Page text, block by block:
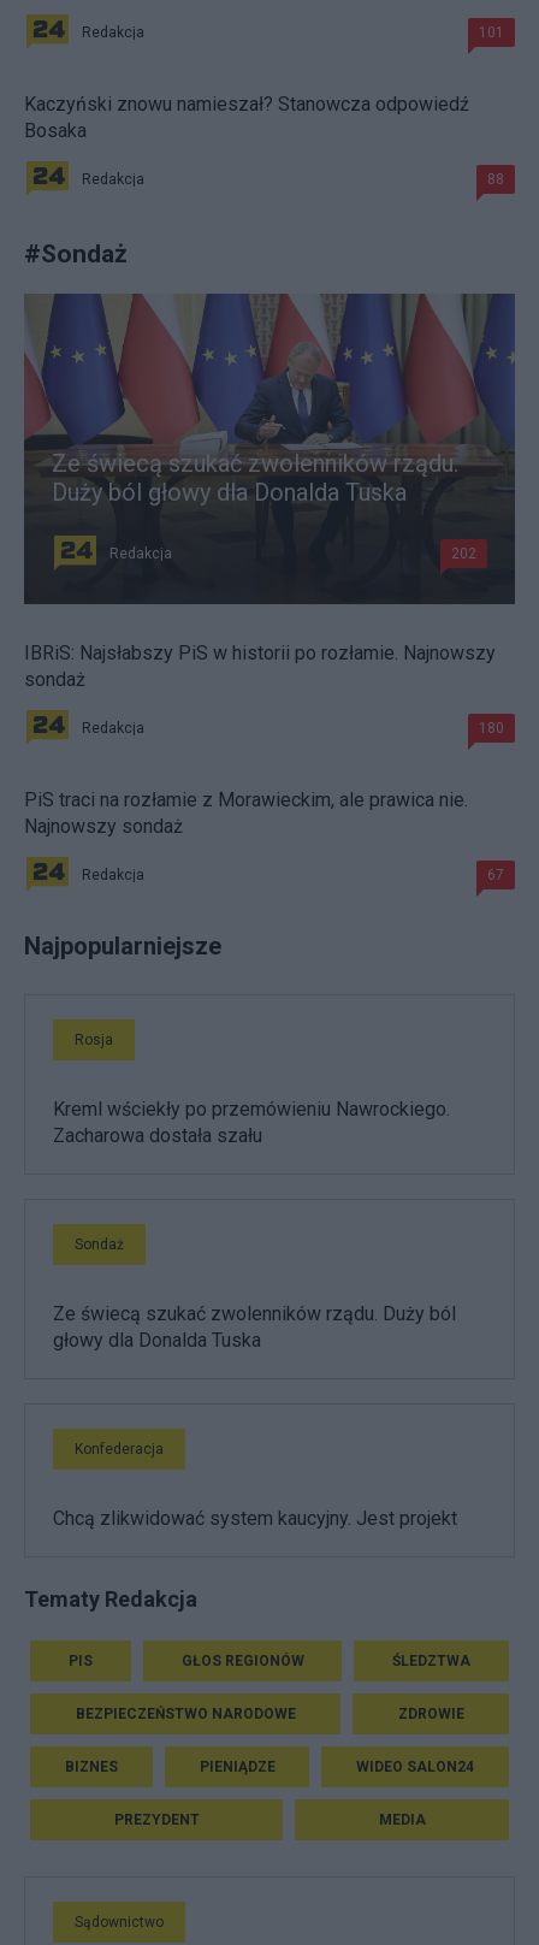
Redakcja 101
Kaczyński znowu namieszał? Stanowcza odpowiedź
Bosaka
Redakcja 88
#Sondaż
Ze świecą szukać zwolenników rządu.
Duży ból głowy dla Donalda Tuska
Redakcja 202
IBRiS: Najsłabszy PiS w historii po rozłamie. Najnowszy
sondaż
Redakcja 180
PiS traci na rozłamie z Morawieckim, ale prawica nie.
Najnowszy sondaż
Redakcja 67
Najpopularniejsze
Rosja
Kreml wściekły po przemówieniu Nawrockiego.
Zacharowa dostała szału
Sondaż
Ze świecą szukać zwolenników rządu. Duży ból
głowy dla Donalda Tuska
Konfederacja
Chcą zlikwidować system kaucyjny. Jest projekt
Tematy Redakcja
PIS GŁOS REGIONÓW ŚLEDZTWA
BEZPIECZEŃSTWO NARODOWE ZDROWIE
BIZNES PIENIĄDZE WIDEO SALON24
PREZYDENT MEDIA
Sądownictwo